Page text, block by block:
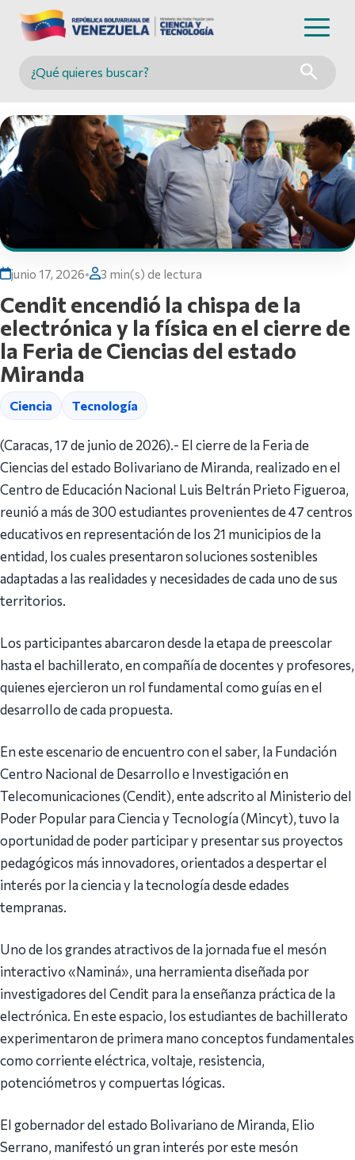
Buscar en MINCYT
junio 17, 2026• 3 min(s) de lectura
Cendit encendió la chispa de la
electrónica y la física en el cierre de
la Feria de Ciencias del estado
Miranda
Ciencia Tecnología
(Caracas, 17 de junio de 2026).- El cierre de la Feria de
Ciencias del estado Bolivariano de Miranda, realizado en el
Centro de Educación Nacional Luis Beltrán Prieto Figueroa,
reunió a más de 300 estudiantes provenientes de 47 centros
educativos en representación de los 21 municipios de la
entidad, los cuales presentaron soluciones sostenibles
adaptadas a las realidades y necesidades de cada uno de sus
territorios.
Los participantes abarcaron desde la etapa de preescolar
hasta el bachillerato, en compañía de docentes y profesores,
quienes ejercieron un rol fundamental como guías en el
desarrollo de cada propuesta.
En este escenario de encuentro con el saber, la Fundación
Centro Nacional de Desarrollo e Investigación en
Telecomunicaciones (Cendit), ente adscrito al Ministerio del
Poder Popular para Ciencia y Tecnología (Mincyt), tuvo la
oportunidad de poder participar y presentar sus proyectos
pedagógicos más innovadores, orientados a despertar el
interés por la ciencia y la tecnología desde edades
tempranas.
Uno de los grandes atractivos de la jornada fue el mesón
interactivo «Naminá», una herramienta diseñada por
investigadores del Cendit para la enseñanza práctica de la
electrónica. En este espacio, los estudiantes de bachillerato
experimentaron de primera mano conceptos fundamentales
como corriente eléctrica, voltaje, resistencia,
potenciómetros y compuertas lógicas.
El gobernador del estado Bolivariano de Miranda, Elio
Serrano, manifestó un gran interés por este mesón